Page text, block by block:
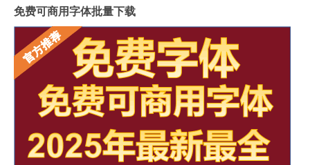
免费可商用字体批量下载